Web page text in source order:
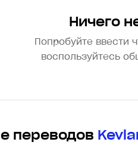
Ничего
Попробуйте ввести
воспользуйтесь
переводов